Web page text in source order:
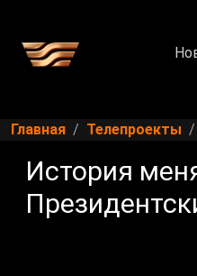
Главная Телепроекты
История